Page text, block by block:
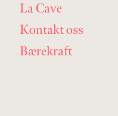
La Cave
Kontakt oss
Bærekraft